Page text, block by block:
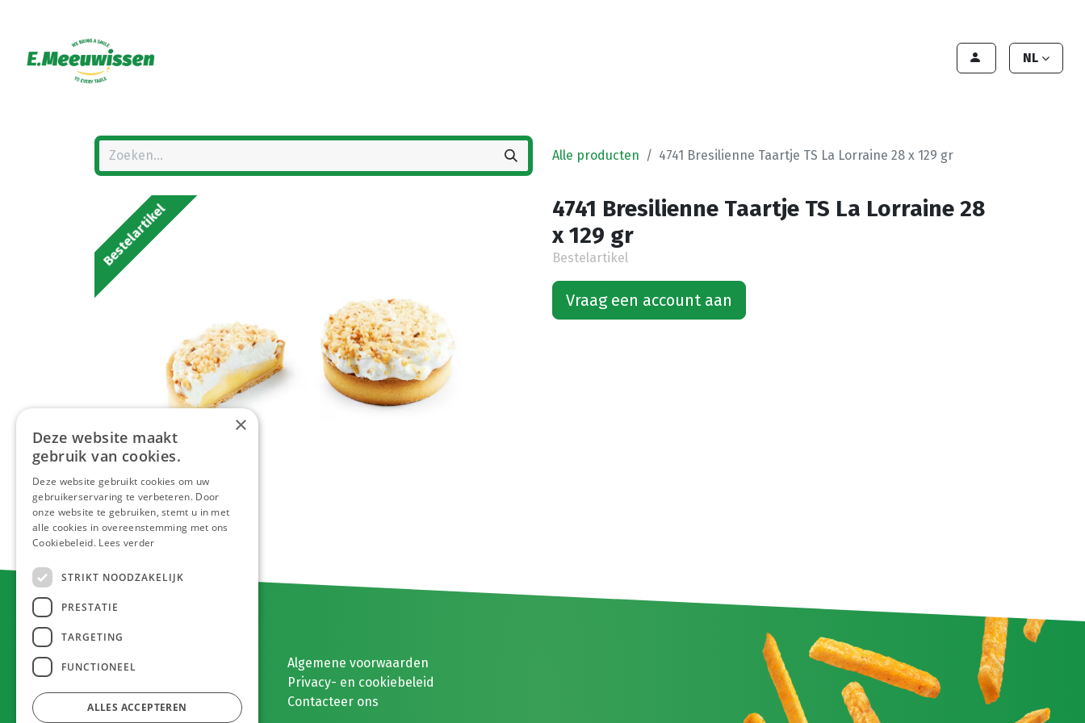
NL
Alle producten 4741 Bresilienne Taartje TS La Lorraine 28 x 129 gr
Bestelartikel
4741 Bresilienne Taartje TS La Lorraine 28
x 129 gr
Bestelartikel
Vraag een account aan
E. MEEUWISSEN BV
Gaston Eyskenslaan 2
3900 Pelt, België
Algemene voorwaarden
Privacy- en cookiebeleid
Contacteer ons
×
Deze website maakt
gebruik van cookies.
Deze website gebruikt cookies om uw
gebruikerservaring te verbeteren. Door
onze website te gebruiken, stemt u in met
alle cookies in overeenstemming met ons
Cookiebeleid. Lees verder
STRIKT NOODZAKELIJK
PRESTATIE
TARGETING
FUNCTIONEEL
ALLES ACCEPTEREN